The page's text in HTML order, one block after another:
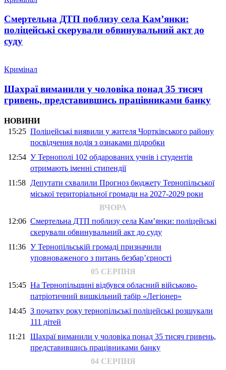
Смертельна ДТП поблизу села Кам’янки:
поліцейські скерували обвинувальний акт до
суду
Кримінал
Шахраї виманили у чоловіка понад 35 тисяч
гривень, представившись працівниками банку
НОВИНИ
15:25 Поліцейські виявили у жителя Чортківського району
посвідчення водія з ознаками підробки
12:54 У Тернополі 102 обдарованих учнів і студентів
отримають іменні стипендії
11:58 Депутати схвалили Прогноз бюджету Тернопільської
міської територіальної громади на 2027-2029 роки
ВЧОРА
12:06 Смертельна ДТП поблизу села Кам’янки: поліцейські
скерували обвинувальний акт до суду
11:36 У Тернопільській громаді призначили
уповноваженого з питань безбар’єрності
05 СЕРПНЯ
15:45 На Тернопільщині відбувся обласний військово-
патріотичний вишкільний табір «Легіонер»
14:45 З початку року тернопільські поліцейські розшукали
111 дітей
11:21 Шахраї виманили у чоловіка понад 35 тисяч гривень,
представившись працівниками банку
04 СЕРПНЯ